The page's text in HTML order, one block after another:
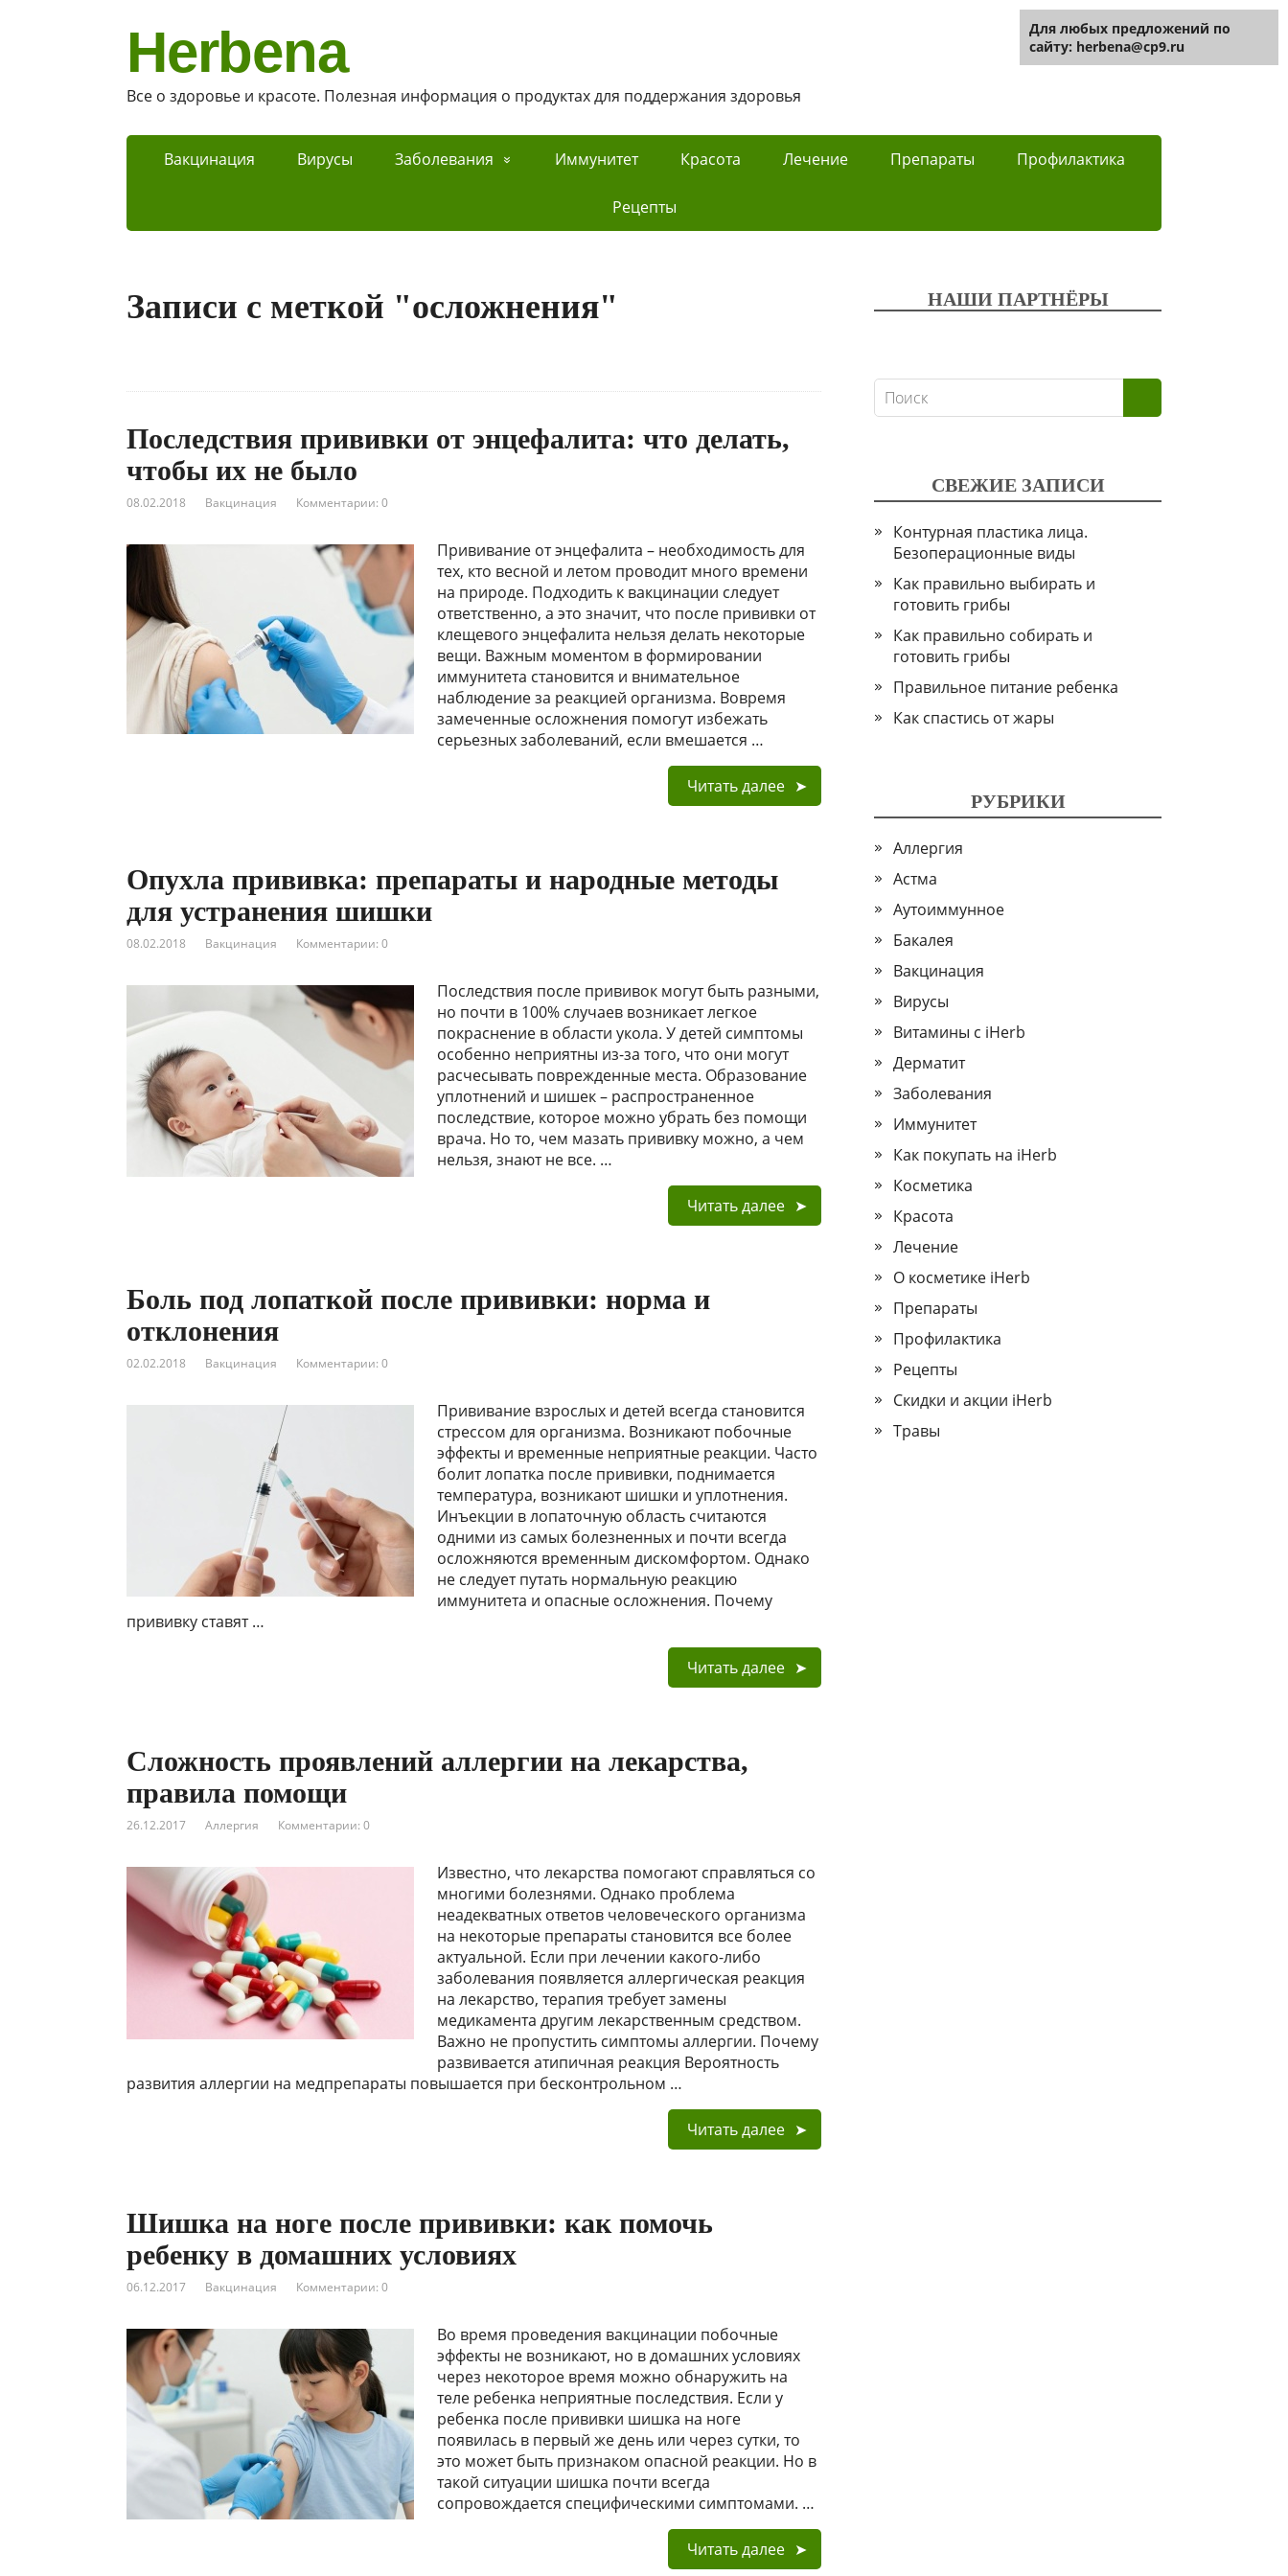
Herbena
Все о здоровье и красоте. Полезная информация о продуктах для поддержания здоровья
Вакцинация Вирусы Заболевания Иммунитет Красота Лечение Препараты Профилактика
Рецепты
Записи с меткой "осложнения"
Последствия прививки от энцефалита: что делать,
чтобы их не было
08.02.2018 Вакцинация Комментарии: 0
Прививание от энцефалита – необходимость для
тех, кто весной и летом проводит много времени
на природе. Подходить к вакцинации следует
ответственно, а это значит, что после прививки от
клещевого энцефалита нельзя делать некоторые
вещи. Важным моментом в формировании
иммунитета становится и внимательное
наблюдение за реакцией организма. Вовремя
замеченные осложнения помогут избежать
серьезных заболеваний, если вмешается …
Читать далее
Опухла прививка: препараты и народные методы
для устранения шишки
08.02.2018 Вакцинация Комментарии: 0
Последствия после прививок могут быть разными,
но почти в 100% случаев возникает легкое
покраснение в области укола. У детей симптомы
особенно неприятны из-за того, что они могут
расчесывать поврежденные места. Образование
уплотнений и шишек – распространенное
последствие, которое можно убрать без помощи
врача. Но то, чем мазать прививку можно, а чем
нельзя, знают не все. …
Читать далее
Боль под лопаткой после прививки: норма и
отклонения
02.02.2018 Вакцинация Комментарии: 0
Прививание взрослых и детей всегда становится
стрессом для организма. Возникают побочные
эффекты и временные неприятные реакции. Часто
болит лопатка после прививки, поднимается
температура, возникают шишки и уплотнения.
Инъекции в лопаточную область считаются
одними из самых болезненных и почти всегда
осложняются временным дискомфортом. Однако
не следует путать нормальную реакцию
иммунитета и опасные осложнения. Почему
прививку ставят …
Читать далее
Сложность проявлений аллергии на лекарства,
правила помощи
26.12.2017 Аллергия Комментарии: 0
Известно, что лекарства помогают справляться со
многими болезнями. Однако проблема
неадекватных ответов человеческого организма
на некоторые препараты становится все более
актуальной. Если при лечении какого-либо
заболевания появляется аллергическая реакция
на лекарство, терапия требует замены
медикамента другим лекарственным средством.
Важно не пропустить симптомы аллергии. Почему
развивается атипичная реакция Вероятность
развития аллергии на медпрепараты повышается при бесконтрольном …
Читать далее
Шишка на ноге после прививки: как помочь
ребенку в домашних условиях
06.12.2017 Вакцинация Комментарии: 0
Во время проведения вакцинации побочные
эффекты не возникают, но в домашних условиях
через некоторое время можно обнаружить на
теле ребенка неприятные последствия. Если у
ребенка после прививки шишка на ноге
появилась в первый же день или через сутки, то
это может быть признаком опасной реакции. Но в
такой ситуации шишка почти всегда
сопровождается специфическими симптомами. …
Читать далее
НАШИ ПАРТНЁРЫ
СВЕЖИЕ ЗАПИСИ
Контурная пластика лица.
Безоперационные виды
Как правильно выбирать и
готовить грибы
Как правильно собирать и
готовить грибы
Правильное питание ребенка
Как спастись от жары
РУБРИКИ
Аллергия
Астма
Аутоиммунное
Бакалея
Вакцинация
Вирусы
Витамины с iHerb
Дерматит
Заболевания
Иммунитет
Как покупать на iHerb
Косметика
Красота
Лечение
О косметике iHerb
Препараты
Профилактика
Рецепты
Скидки и акции iHerb
Травы
Для любых предложений по
сайту: herbena@cp9.ru